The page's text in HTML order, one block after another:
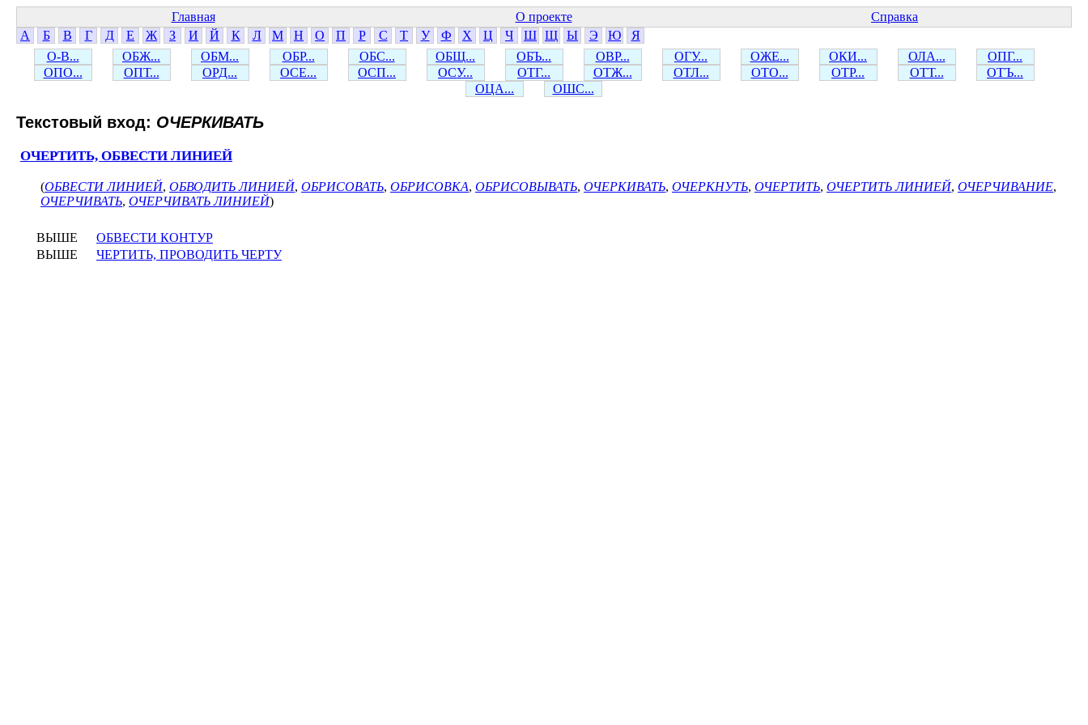
Главная О проекте
Справка
А
Б В Г Д Е Ж З И Й К Л М Н О П Р С Т У Ф Х Ц Ч Ш Щ Ы Э Ю
Я
О-В...
ОБЖ... ОБМ... ОБР... ОБС... ОБЩ... ОБЪ... ОВР... ОГУ... ОЖЕ... ОКИ... ОЛА...
ОПГ...
ОПО...
ОПТ... ОРД... ОСЕ... ОСП... ОСУ... ОТГ... ОТЖ... ОТЛ... ОТО... ОТР... ОТТ...
ОТЪ...
ОЦА...
ОШС...
Текстовый вход: ОЧЕРКИВАТЬ
ОЧЕРТИТЬ, ОБВЕСТИ ЛИНИЕЙ
(ОБВЕСТИ ЛИНИЕЙ, ОБВОДИТЬ ЛИНИЕЙ, ОБРИСОВАТЬ, ОБРИСОВКА, ОБРИСОВЫВАТЬ, ОЧЕРКИВАТЬ, ОЧЕРКНУТЬ, ОЧЕРТИТЬ, ОЧЕРТИТЬ ЛИНИЕЙ, ОЧЕРЧИВАНИЕ,
ОЧЕРЧИВАТЬ, ОЧЕРЧИВАТЬ ЛИНИЕЙ)
ВЫШЕ
ОБВЕСТИ КОНТУР
ВЫШЕ
ЧЕРТИТЬ, ПРОВОДИТЬ ЧЕРТУ